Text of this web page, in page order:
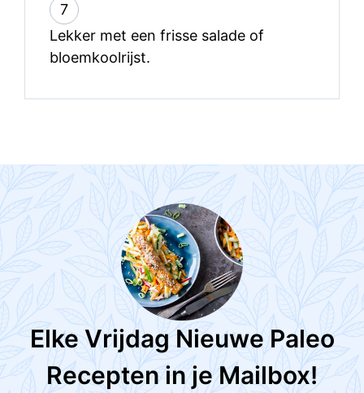
7
Lekker met een frisse salade of
bloemkoolrijst.
Elke Vrijdag Nieuwe Paleo
Recepten in je Mailbox!